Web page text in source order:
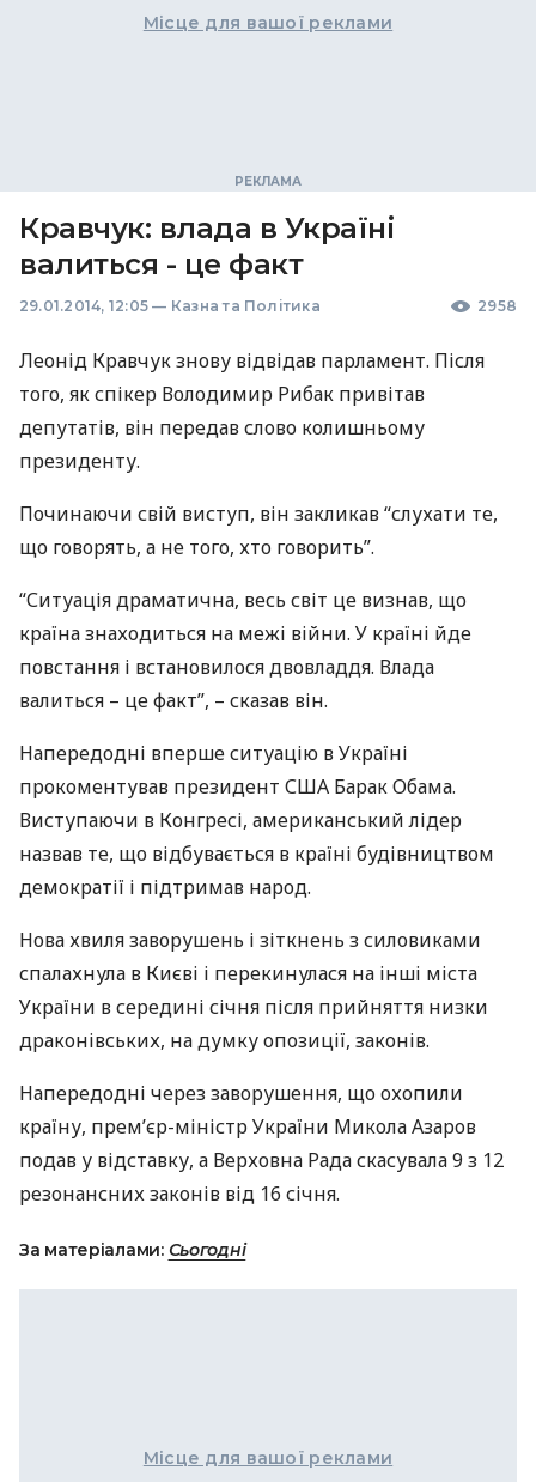
Місце для вашої реклами
Кравчук: влада в Україні
валиться - це факт
29.01.2014, 12:05 — Казна та Політика 2958
Леонід Кравчук знову відвідав парламент. Після
того, як спікер Володимир Рибак привітав
депутатів, він передав слово колишньому
президенту.
Починаючи свій виступ, він закликав “слухати те,
що говорять, а не того, хто говорить”.
“Ситуація драматична, весь світ це визнав, що
країна знаходиться на межі війни. У країні йде
повстання і встановилося двовладдя. Влада
валиться – це факт”, – сказав він.
Напередодні вперше ситуацію в Україні
прокоментував президент США Барак Обама.
Виступаючи в Конгресі, американський лідер
назвав те, що відбувається в країні будівництвом
демократії і підтримав народ.
Нова хвиля заворушень і зіткнень з силовиками
спалахнула в Києві і перекинулася на інші міста
України в середині січня після прийняття низки
драконівських, на думку опозиції, законів.
Напередодні через заворушення, що охопили
країну, прем’єр-міністр України Микола Азаров
подав у відставку, а Верховна Рада скасувала 9 з 12
резонансних законів від 16 січня.
За матеріалами: Сьогодні
Місце для вашої реклами